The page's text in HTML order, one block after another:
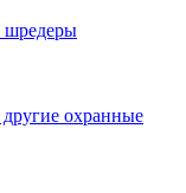
шредеры
охранные